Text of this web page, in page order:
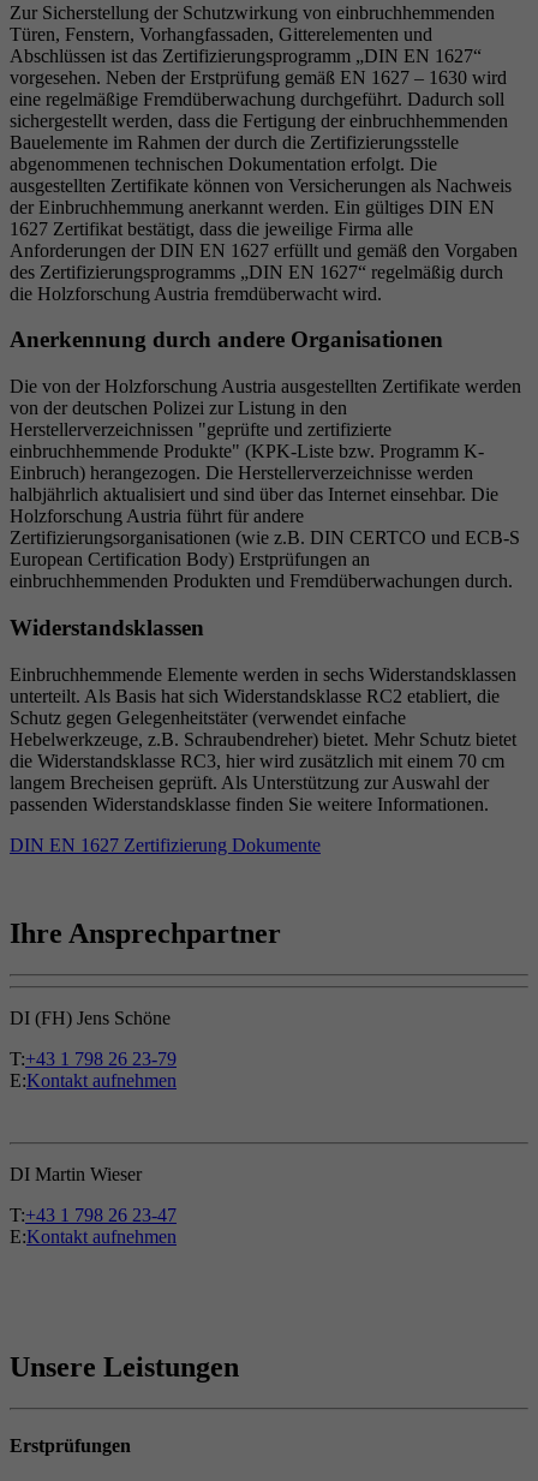
Zur Sicherstellung der Schutzwirkung von einbruchhemmenden
Türen, Fenstern, Vorhangfassaden, Gitterelementen und
Abschlüssen ist das Zertifizierungsprogramm „DIN EN 1627“
vorgesehen. Neben der Erstprüfung gemäß EN 1627 – 1630 wird
eine regelmäßige Fremdüberwachung durchgeführt. Dadurch soll
sichergestellt werden, dass die Fertigung der einbruchhemmenden
Bauelemente im Rahmen der durch die Zertifizierungsstelle
abgenommenen technischen Dokumentation erfolgt. Die
ausgestellten Zertifikate können von Versicherungen als Nachweis
der Einbruchhemmung anerkannt werden. Ein gültiges DIN EN
1627 Zertifikat bestätigt, dass die jeweilige Firma alle
Anforderungen der DIN EN 1627 erfüllt und gemäß den Vorgaben
des Zertifizierungsprogramms „DIN EN 1627“ regelmäßig durch
die Holzforschung Austria fremdüberwacht wird.
Anerkennung durch andere Organisationen
Die von der Holzforschung Austria ausgestellten Zertifikate werden
von der deutschen Polizei zur Listung in den
Herstellerverzeichnissen "geprüfte und zertifizierte
einbruchhemmende Produkte" (KPK-Liste bzw. Programm K-
Einbruch) herangezogen. Die Herstellerverzeichnisse werden
halbjährlich aktualisiert und sind über das Internet einsehbar. Die
Holzforschung Austria führt für andere
Zertifizierungsorganisationen (wie z.B. DIN CERTCO und ECB-S
European Certification Body) Erstprüfungen an
einbruchhemmenden Produkten und Fremdüberwachungen durch.
Widerstandsklassen
Einbruchhemmende Elemente werden in sechs Widerstandsklassen
unterteilt. Als Basis hat sich Widerstandsklasse RC2 etabliert, die
Schutz gegen Gelegenheitstäter (verwendet einfache
Hebelwerkzeuge, z.B. Schraubendreher) bietet. Mehr Schutz bietet
die Widerstandsklasse RC3, hier wird zusätzlich mit einem 70 cm
langem Brecheisen geprüft. Als Unterstützung zur Auswahl der
passenden Widerstandsklasse finden Sie weitere Informationen.
DIN EN 1627 Zertifizierung Dokumente
Ihre Ansprechpartner
DI (FH) Jens Schöne
T:+43 1 798 26 23-79
E:Kontakt aufnehmen
DI Martin Wieser
T:+43 1 798 26 23-47
E:Kontakt aufnehmen
Unsere Leistungen
Erstprüfungen